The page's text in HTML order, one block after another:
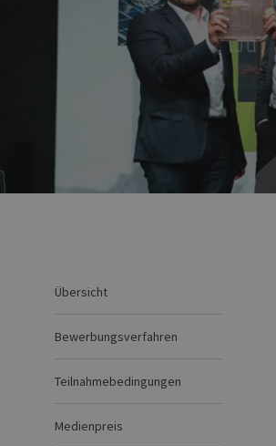
Übersicht
Bewerbungsverfahren
Teilnahmebedingungen
Medienpreis